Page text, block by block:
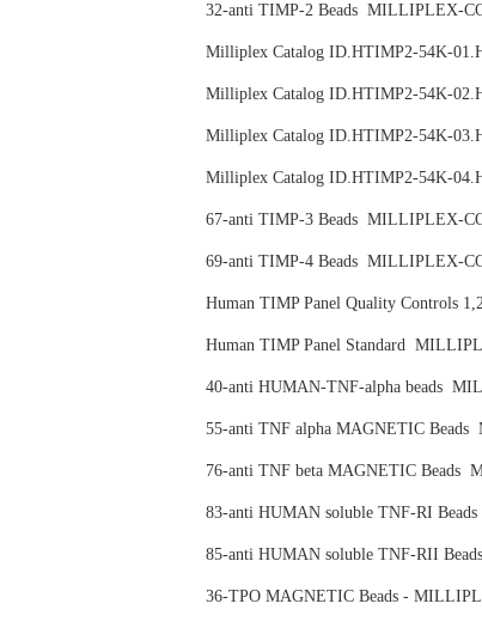
32-anti TIMP-2 Beads MILLIPLEX-
Milliplex Catalog ID.HTIMP2-54K-
Milliplex Catalog ID.HTIMP2-54K-
Milliplex Catalog ID.HTIMP2-54K-
Milliplex Catalog ID.HTIMP2-54K-
67-anti TIMP-3 Beads MILLIPLEX-
69-anti TIMP-4 Beads MILLIPLEX-
Human TIMP Panel Quality Controls
Human TIMP Panel Standard
40-anti HUMAN-TNF-alpha beads
55-anti TNF alpha MAGNETIC
76-anti TNF beta MAGNETIC
83-anti HUMAN soluble TNF-RI
85-anti HUMAN soluble TNF-RII
36-TPO MAGNETIC Beads -